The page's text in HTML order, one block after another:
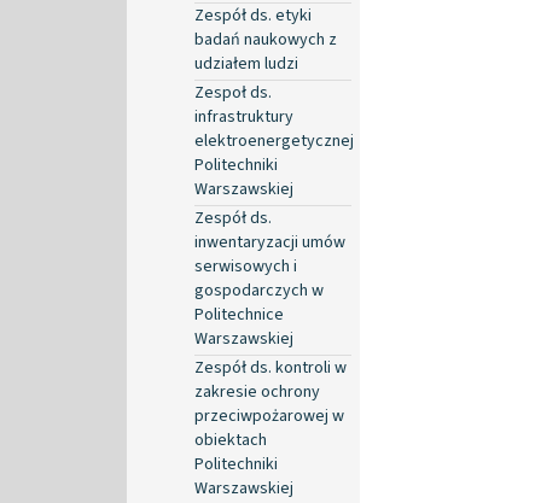
Zespół ds. etyki
badań naukowych z
udziałem ludzi
Zespoł ds.
infrastruktury
elektroenergetycznej
Politechniki
Warszawskiej
Zespół ds.
inwentaryzacji umów
serwisowych i
gospodarczych w
Politechnice
Warszawskiej
Zespół ds. kontroli w
zakresie ochrony
przeciwpożarowej w
obiektach
Politechniki
Warszawskiej